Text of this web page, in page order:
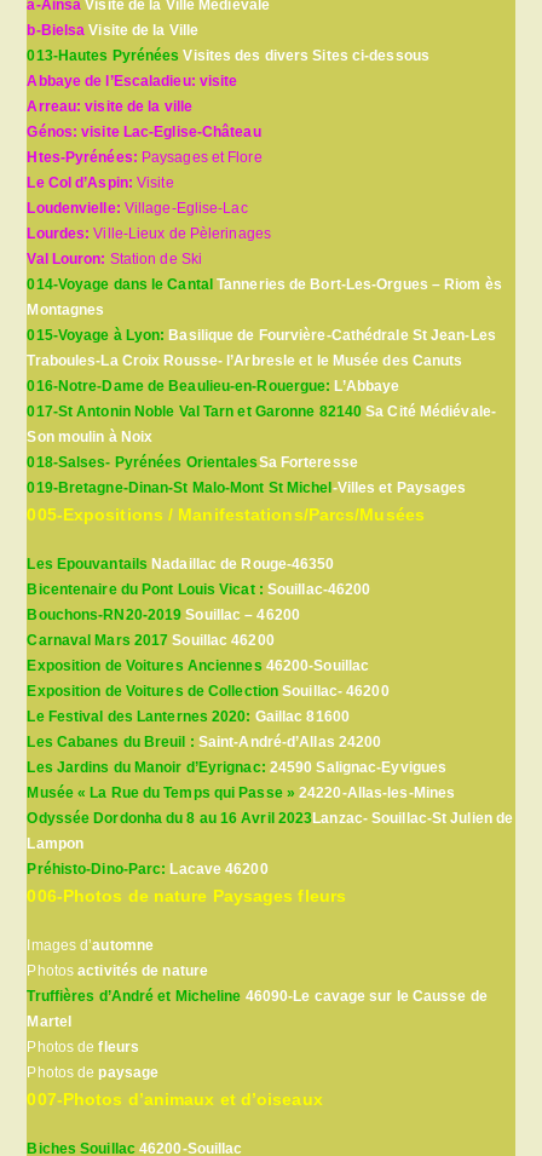
a-Ainsa Visite de la Ville Médiévale
b-Bielsa Visite de la Ville
013-Hautes Pyrénées Visites des divers Sites ci-dessous
Abbaye de l’Escaladieu: visite
Arreau: visite de la ville
Génos: visite Lac-Eglise-Château
Htes-Pyrénées: Paysages et Flore
Le Col d’Aspin:Visite
Loudenvielle: Village-Eglise-Lac
Lourdes:Ville-Lieux de Pèlerinages
Val Louron: Station de Ski
014-Voyage dans le Cantal Tanneries de Bort-Les-Orgues – Riom ès
Montagnes
015-Voyage à Lyon: Basilique de Fourvière-Cathédrale St Jean-Les
Traboules-La Croix Rousse- l’Arbresle et le Musée des Canuts
016-Notre-Dame de Beaulieu-en-Rouergue: L’Abbaye
017-St Antonin Noble Val Tarn et Garonne 82140 Sa Cité Médiévale-
Son moulin à Noix
018-Salses- Pyrénées OrientalesSa Forteresse
019-Bretagne-Dinan-St Malo-Mont St Michel -Villes et Paysages
005-Expositions / Manifestations/Parcs/Musées
Les Epouvantails Nadaillac de Rouge-46350
Bicentenaire du Pont Louis Vicat : Souillac-46200
Bouchons-RN20-2019Souillac – 46200
Carnaval Mars 2017 Souillac 46200
Exposition de Voitures Anciennes 46200-Souillac
Exposition de Voitures de Collection Souillac- 46200
Le Festival des Lanternes 2020: Gaillac 81600
Les Cabanes du Breuil : Saint-André-d’Allas 24200
Les Jardins du Manoir d’Eyrignac: 24590 Salignac-Eyvigues
Musée « La Rue du Temps qui Passe » 24220-Allas-les-Mines
Odyssée Dordonha du 8 au 16 Avril 2023Lanzac- Souillac-St Julien de
Lampon
Préhisto-Dino-Parc: Lacave 46200
006-Photos de nature Paysages fleurs
Images d’automne
Photosactivités de nature
Truffières d’André et Micheline 46090-Le cavage sur le Causse de
Martel
Photos defleurs
Photos depaysage
007-Photos d’animaux et d’oiseaux
Biches Souillac46200-Souillac